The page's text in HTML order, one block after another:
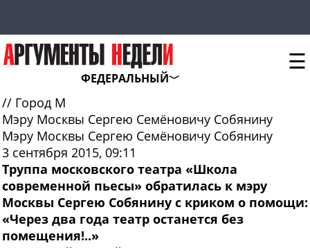
ФЕДЕРАЛЬНЫЙ
☰
// Город М
Мэру Москвы Сергею Семёновичу Собянину
Мэру Москвы Сергею Семёновичу Собянину
3 сентября 2015, 09:11
Труппа московского театра «Школа
современной пьесы» обратилась к мэру
Москвы Сергею Собянину с криком о помощи:
«Через два года театр останется без
помещения!..»